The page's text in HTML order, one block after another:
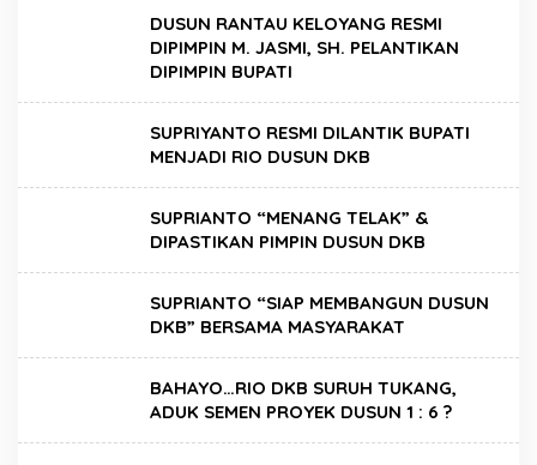
DUSUN RANTAU KELOYANG RESMI
DIPIMPIN M. JASMI, SH. PELANTIKAN
DIPIMPIN BUPATI
SUPRIYANTO RESMI DILANTIK BUPATI
MENJADI RIO DUSUN DKB
SUPRIANTO “MENANG TELAK” &
DIPASTIKAN PIMPIN DUSUN DKB
SUPRIANTO “SIAP MEMBANGUN DUSUN
DKB” BERSAMA MASYARAKAT
BAHAYO…RIO DKB SURUH TUKANG,
ADUK SEMEN PROYEK DUSUN 1 : 6 ?